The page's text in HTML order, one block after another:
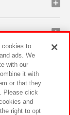
ポリシー
cookies to
ads. We
with our
it with
or that they
Please click
and
right to opt